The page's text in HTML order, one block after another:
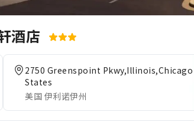
酒店
2750 Greenspoint
States
美国 伊利诺伊州